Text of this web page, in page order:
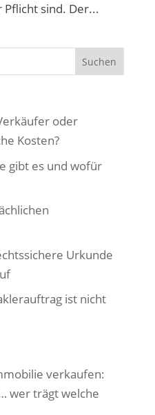
sind. Der...
oder
Kosten?
gibt es und wofür
Urkunde
ist nicht
verkaufen:
wer trägt welche